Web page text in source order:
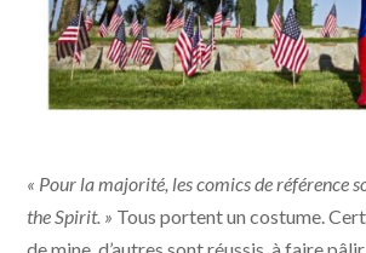
« Pour la majorité, les comics de référence
the Spirit. » Tous portent un costume.